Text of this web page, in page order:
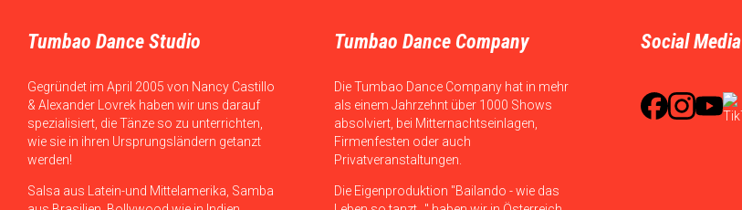
Tumbao Dance Studio
Gegründet im April 2005 von Nancy Castillo
& Alexander Lovrek haben wir uns darauf
spezialisiert, die Tänze so zu unterrichten,
wie sie in ihren Ursprungsländern getanzt
werden!
Salsa aus Latein-und Mittelamerika, Samba
Tumbao Dance Company
Die Tumbao Dance Company hat in mehr
als einem Jahrzehnt über 1000 Shows
absolviert, bei Mitternachtseinlagen,
Firmenfesten oder auch
Privatveranstaltungen.
Die Eigenproduktion "Bailando - wie das
Social Media